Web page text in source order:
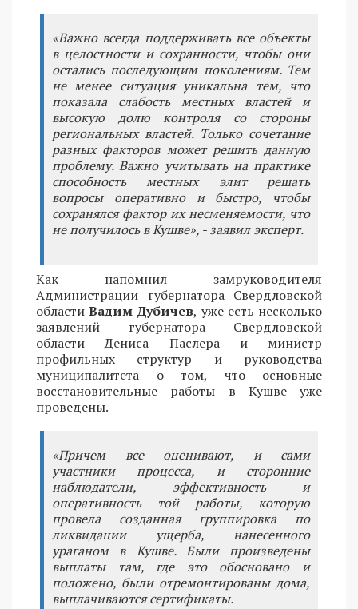
«Важно всегда поддерживать все объекты
в целостности и сохранности, чтобы они
остались последующим поколениям. Тем
не менее ситуация уникальна тем, что
показала слабость местных властей и
высокую долю контроля со стороны
региональных властей. Только сочетание
разных факторов может решить данную
проблему. Важно учитывать на практике
способность местных элит решать
вопросы оперативно и быстро, чтобы
сохранялся фактор их несменяемости, что
не получилось в Кушве», - заявил эксперт.
Как напомнил замруководителя
Администрации губернатора Свердловской
областиВадим Дубичев, уже есть несколько
заявлений губернатора Свердловской
области Дениса Паслера и министр
профильных структур и руководства
муниципалитета о том, что основные
восстановительные работы в Кушве уже
проведены.
«Причем все оценивают, и сами
участники процесса, и сторонние
наблюдатели, эффективность и
оперативность той работы, которую
провела созданная группировка по
ликвидации ущерба, нанесенного
ураганом в Кушве. Были произведены
выплаты там, где это обосновано и
положено, были отремонтированы дома,
выплачиваются сертификаты.